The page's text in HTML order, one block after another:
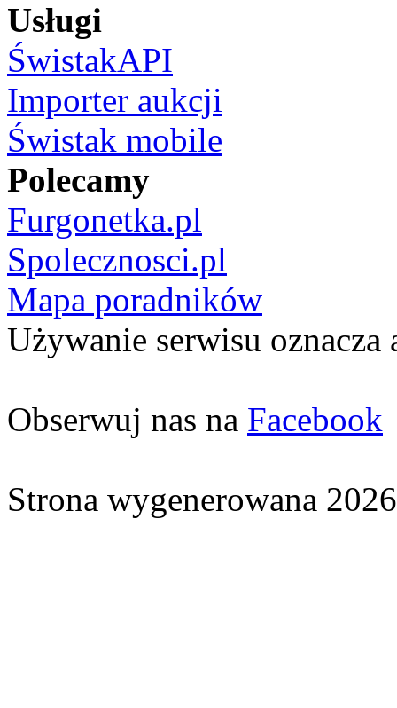
Usługi
ŚwistakAPI
Importer aukcji
Świstak mobile
Polecamy
Furgonetka.pl
Spolecznosci.pl
Mapa poradników
Używanie serwisu oznacza
Obserwuj nas na Facebook
Strona wygenerowana